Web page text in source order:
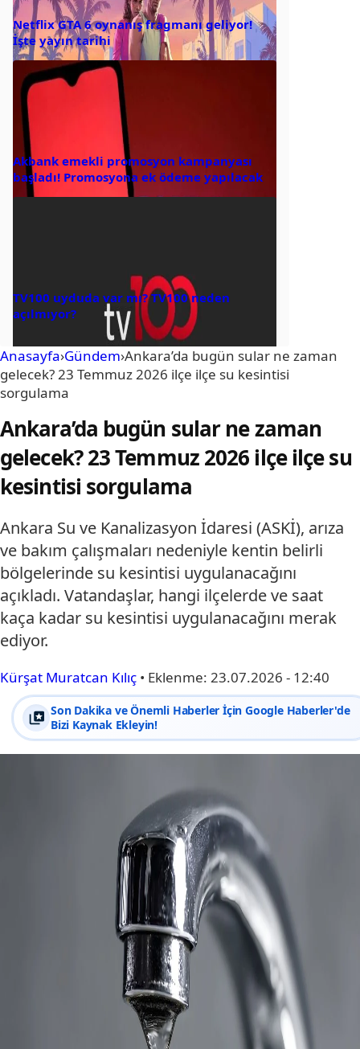
Netflix GTA 6 oynanış fragmanı geliyor!
İşte yayın tarihi
Akbank emekli promosyon kampanyası
başladı! Promosyona ek ödeme yapılacak
TV100 uyduda var mı? TV100 neden
açılmıyor?
Anasayfa›Gündem›Ankara’da bugün sular ne zaman
gelecek? 23 Temmuz 2026 ilçe ilçe su kesintisi
sorgulama
Ankara’da bugün sular ne zaman
gelecek? 23 Temmuz 2026 ilçe ilçe su
kesintisi sorgulama
Ankara Su ve Kanalizasyon İdaresi (ASKİ), arıza
ve bakım çalışmaları nedeniyle kentin belirli
bölgelerinde su kesintisi uygulanacağını
açıkladı. Vatandaşlar, hangi ilçelerde ve saat
kaça kadar su kesintisi uygulanacağını merak
ediyor.
Kürşat Muratcan Kılıç • Eklenme: 23.07.2026 - 12:40
Son Dakika ve Önemli Haberler İçin Google Haberler'de
Bizi Kaynak Ekleyin!